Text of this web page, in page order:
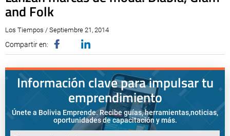
and Folk
Los Tiempos / Septiembre 21, 2014
Compartir en:
Información clave para impulsar tu
emprendimiento
Únete a Bolivia Emprende. Recibe guías, herramientas,noticias,
oportunidades de capacitación y más.